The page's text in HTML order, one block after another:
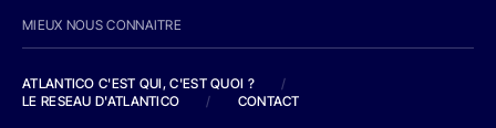
MIEUX NOUS CONNAITRE
ATLANTICO C'EST QUI, C'EST QUOI ?
/
LE RESEAU D'ATLANTICO
/ CONTACT